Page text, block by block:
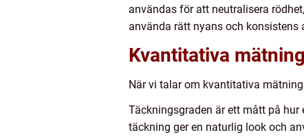
användas för att neutralisera
använda rätt nyans och
Kvantitativa
När vi talar om kvantitativa
Täckningsgraden är ett mått på
täckning ger en naturlig look och